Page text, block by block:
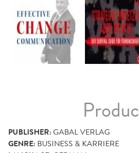
PUBLISHER:GABAL VERLAG
GENRE: BUSINESS & KARRIERE